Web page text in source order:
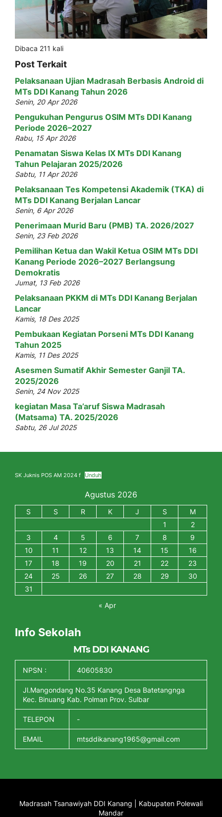
Dibaca 211 kali
Post Terkait
Pelaksanaan Ujian Madrasah Berbasis Android di
MTs DDI Kanang Tahun 2026
Senin, 20 Apr 2026
Pengukuhan Pengurus OSIM MTs DDI Kanang
Periode 2026–2027
Rabu, 15 Apr 2026
Penamatan Siswa Kelas IX MTs DDI Kanang
Tahun Pelajaran 2025/2026
Sabtu, 11 Apr 2026
Pelaksanaan Tes Kompetensi Akademik (TKA) di
MTs DDI Kanang Berjalan Lancar
Senin, 6 Apr 2026
Penerimaan Murid Baru (PMB) TA. 2026/2027
Senin, 23 Feb 2026
Pemilihan Ketua dan Wakil Ketua OSIM MTs DDI
Kanang Periode 2026–2027 Berlangsung
Demokratis
Jumat, 13 Feb 2026
Pelaksanaan PKKM di MTs DDI Kanang Berjalan
Lancar
Kamis, 18 Des 2025
Pembukaan Kegiatan Porseni MTs DDI Kanang
Tahun 2025
Kamis, 11 Des 2025
Asesmen Sumatif Akhir Semester Ganjil TA.
2025/2026
Senin, 24 Nov 2025
kegiatan Masa Ta’aruf Siswa Madrasah
(Matsama) TA. 2025/2026
Sabtu, 26 Jul 2025
SK Juknis POS AM 2024 f Unduh
Agustus 2026
S S R K J S
M
1
2
3
4 5 6 7 8
9
10
11 12 13 14 15
16
17
18 19 20 21 22
23
24
25 26 27 28 29
30
31
« Apr
Info Sekolah
MTs DDI KANANG
NPSN : 40605830
Jl.Mangondang No.35 Kanang Desa Batetangnga
Kec. Binuang Kab. Polman Prov. Sulbar
TELEPON -
EMAIL mtsddikanang1965@gmail.com
Madrasah Tsanawiyah DDI Kanang | Kabupaten Polewali
Mandar